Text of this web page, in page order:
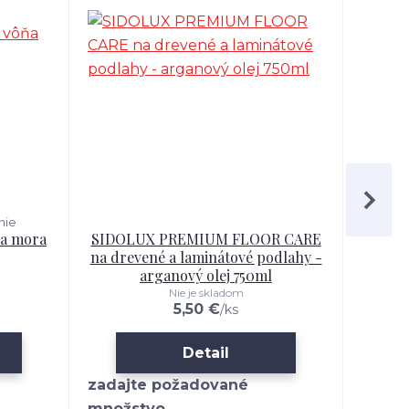
mora
SIDOLUX PREMIUM FLOOR CARE
na drevené a laminátové podlahy -
arganový olej 750ml
5,50 €/ks
Nie je skladom
Detail